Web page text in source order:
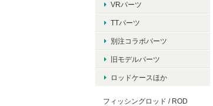
VRパーツ
TTパーツ
別注コラボパーツ
旧モデルパーツ
ロッドケースほか
フィッシングロッド / ROD